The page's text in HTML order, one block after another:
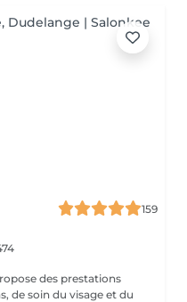
159
des prestations
de soin du visage et du